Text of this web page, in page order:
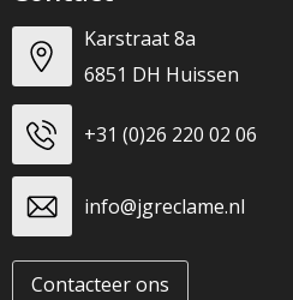
Karstraat 8a
6851 DH Huissen
+31 (0)26 220 02 06
info@jgreclame.nl
Contacteer ons